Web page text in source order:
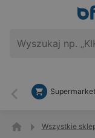
Wstecz
Wszystkie